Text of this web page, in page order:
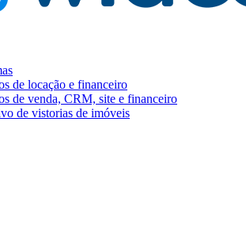
de locação e financeiro
de venda, CRM, site e financeiro
de vistorias de imóveis